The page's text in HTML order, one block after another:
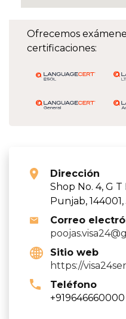
Ofrecemos
certificaciones:
Dirección
Shop No. 4, G T
Punjab,
Correo
Sitio web
https://
Teléfono
+919646660000